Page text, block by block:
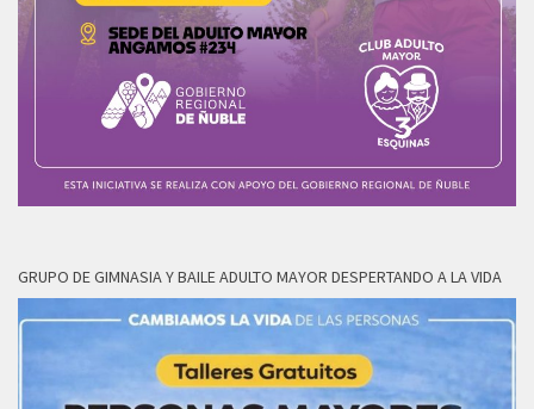
GRUPO DE GIMNASIA Y BAILE ADULTO MAYOR DESPERTANDO A LA VIDA